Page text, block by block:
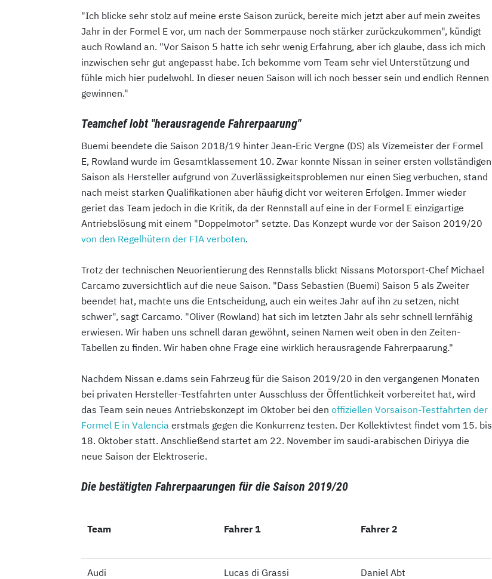
"Ich blicke sehr stolz auf meine erste Saison zurück, bereite mich jetzt aber auf mein zweites
Jahr in der Formel E vor, um nach der Sommerpause noch stärker zurückzukommen", kündigt
auch Rowland an. "Vor Saison 5 hatte ich sehr wenig Erfahrung, aber ich glaube, dass ich mich
inzwischen sehr gut angepasst habe. Ich bekomme vom Team sehr viel Unterstützung und
fühle mich hier pudelwohl. In dieser neuen Saison will ich noch besser sein und endlich Rennen
gewinnen."
Teamchef lobt "herausragende Fahrerpaarung"
Buemi beendete die Saison 2018/19 hinter Jean-Eric Vergne (DS) als Vizemeister der Formel
E, Rowland wurde im Gesamtklassement 10. Zwar konnte Nissan in seiner ersten vollständigen
Saison als Hersteller aufgrund von Zuverlässigkeitsproblemen nur einen Sieg verbuchen, stand
nach meist starken Qualifikationen aber häufig dicht vor weiteren Erfolgen. Immer wieder
geriet das Team jedoch in die Kritik, da der Rennstall auf eine in der Formel E einzigartige
Antriebslösung mit einem "Doppelmotor" setzte. Das Konzept wurde vor der Saison 2019/20
von den Regelhütern der FIA verboten.
Trotz der technischen Neuorientierung des Rennstalls blickt Nissans Motorsport-Chef Michael
Carcamo zuversichtlich auf die neue Saison. "Dass Sebastien (Buemi) Saison 5 als Zweiter
beendet hat, machte uns die Entscheidung, auch ein weites Jahr auf ihn zu setzen, nicht
schwer", sagt Carcamo. "Oliver (Rowland) hat sich im letzten Jahr als sehr schnell lernfähig
erwiesen. Wir haben uns schnell daran gewöhnt, seinen Namen weit oben in den Zeiten-
Tabellen zu finden. Wir haben ohne Frage eine wirklich herausragende Fahrerpaarung."
Nachdem Nissan e.dams sein Fahrzeug für die Saison 2019/20 in den vergangenen Monaten
bei privaten Hersteller-Testfahrten unter Ausschluss der Öffentlichkeit vorbereitet hat, wird
das Team sein neues Antriebskonzept im Oktober bei den offiziellen Vorsaison-Testfahrten der
Formel E in Valencia erstmals gegen die Konkurrenz testen. Der Kollektivtest findet vom 15. bis
18. Oktober statt. Anschließend startet am 22. November im saudi-arabischen Diriyya die
neue Saison der Elektroserie.
Die bestätigten Fahrerpaarungen für die Saison 2019/20
Team Fahrer 1 Fahrer 2
Audi Lucas di Grassi Daniel Abt
Team
Audi